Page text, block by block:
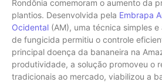
Rondônia comemoram o aumento da
plantios. Desenvolvida pela Embrapa
Ocidental (AM), uma técnica simples
de fungicida permitiu o controle
principal doença da bananeira na
produtividade, a solução promoveu o
tradicionais ao mercado, viabilizou a